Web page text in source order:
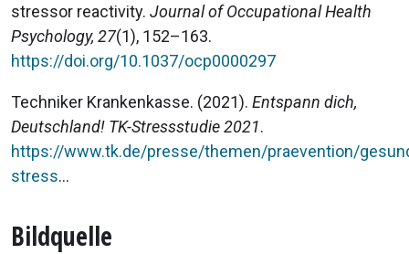
stressor reactivity. Journal of Occupational Health
Psychology, 27(1), 152–163.
https://doi.org/10.1037/ocp0000297
Techniker Krankenkasse. (2021). Entspann dich,
Deutschland! TK-Stressstudie 2021.
https://www.tk.de/presse/themen/praevention/
stress...
Bildquelle